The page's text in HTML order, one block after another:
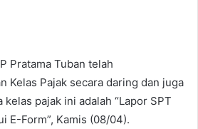
Pratama Tuban telah
Kelas Pajak secara daring dan juga
kelas pajak ini adalah “Lapor SPT
E-Form”, Kamis (08/04).